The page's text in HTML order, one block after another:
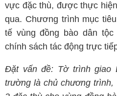
vực đặc thù, được thực
qua. Chương trình mục
tế vùng đồng bào dân
chính sách tác động trực
Đặt vấn đề: Tờ trình giao
trường là chủ chương